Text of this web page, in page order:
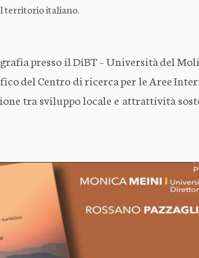
territorio italiano.
presso il DiBT – Università del
del Centro di ricerca per le Aree
tra sviluppo locale e attrattività